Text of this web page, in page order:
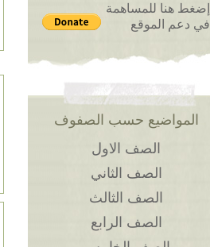
إضغط هنا للمساهمة
في دعم الموقع
المواضيع حسب الصفوف
الصف الاول
الصف الثاني
الصف الثالث
الصف الرابع